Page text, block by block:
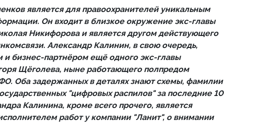
является для правоохранителей уникальным
Он входит в близкое окружение экс-главы
Никифорова и является другом действующего
Александр Калинин, в свою очередь,
и бизнес-партнёром ещё одного экс-главы
Щёголева, ныне работающего полпредом
Оба задержанных в деталях знают схемы, фамилии
"цифровых распилов" за последние 10
Калинина, кроме всего прочего, является
работ у компании "Ланит", о внимании